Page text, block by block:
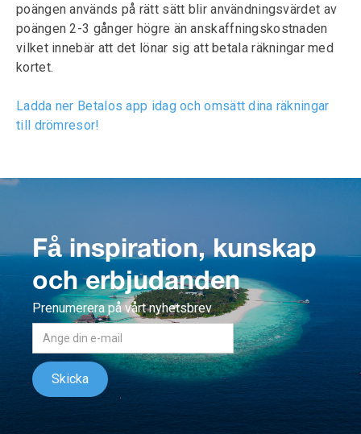
poängen används på rätt sätt blir användningsvärdet av
poängen 2-3 gånger högre än anskaffningskostnaden
vilket innebär att det lönar sig att betala räkningar med
kortet.
Ladda ner Betalos app idag och omsätt dina räkningar
till drömresor!
Få inspiration, kunskap
och erbjudanden
Prenumerera på vårt nyhetsbrev